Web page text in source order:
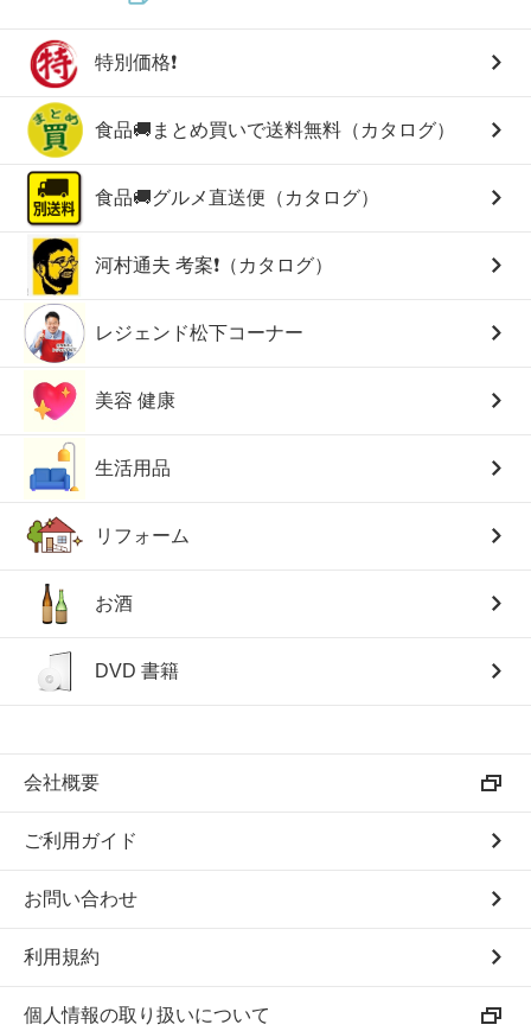
特別価格❗
食品🚚まとめ買いで送料無料（カタログ）
食品🚚グルメ直送便（カタログ）
河村通夫 考案❗（カタログ）
レジェンド松下コーナー
美容 健康
生活用品
リフォーム
お酒
DVD 書籍
会社概要
ご利用ガイド
お問い合わせ
利用規約
個人情報の取り扱いについて